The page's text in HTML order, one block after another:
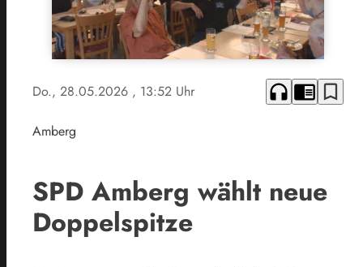
Do., 28.05.2026 , 13:52 Uhr headphones chrome_reader_mode bookmark_border
Amberg
SPD Amberg wählt neue
Doppelspitze